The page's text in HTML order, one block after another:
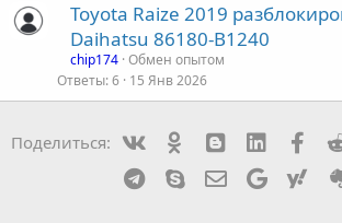
Toyota Raize 2019
Daihatsu 86180-B1240
chip174 Обмен опытом
Ответы 6 15 Янв 2026
Поделиться: Ok mes_blogger
Linked In
Telegram
Skype Эл. почта
Google